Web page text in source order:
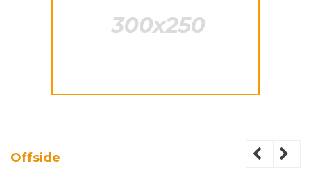
Offside